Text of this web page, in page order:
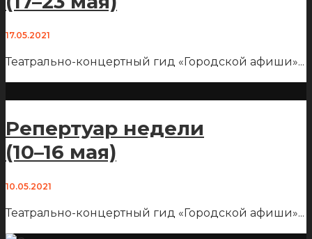
17.05.2021
Театрально-концертный гид «Городской афиши»...
Репертуар недели
(10–16 мая)
10.05.2021
Театрально-концертный гид «Городской афиши»...